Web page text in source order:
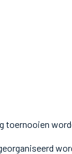
toernooien